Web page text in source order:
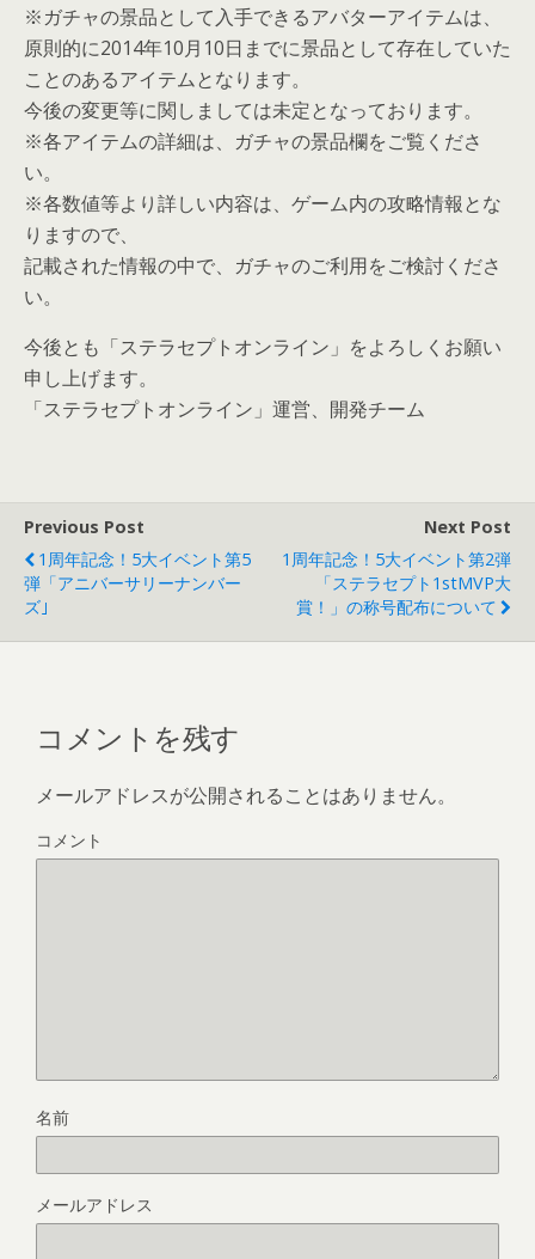
※ガチャの景品として入手できるアバターアイテムは、
原則的に2014年10月10日までに景品として存在していた
ことのあるアイテムとなります。
今後の変更等に関しましては未定となっております。
※各アイテムの詳細は、ガチャの景品欄をご覧くださ
い。
※各数値等より詳しい内容は、ゲーム内の攻略情報とな
りますので、
記載された情報の中で、ガチャのご利用をご検討くださ
い。
今後とも「ステラセプトオンライン」をよろしくお願い
申し上げます。
「ステラセプトオンライン」運営、開発チーム
Previous Post
1周年記念！5大イベント第5
弾「アニバーサリーナンバー
ズ｣
Next Post
1周年記念！5大イベント第2弾
「ステラセプト1stMVP大
賞！」の称号配布について
コメントを残す
メールアドレスが公開されることはありません。
コメント
名前
メールアドレス